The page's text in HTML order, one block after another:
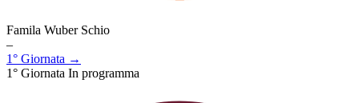
Famila Wuber Schio
–
1° Giornata →
1° Giornata In programma